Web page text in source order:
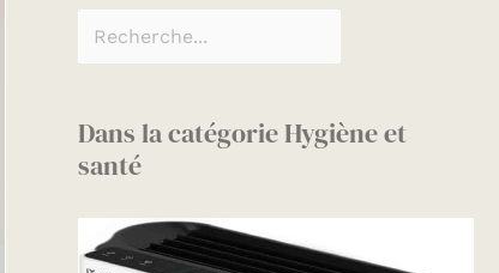
Dans la catégorie Hygiène et
santé